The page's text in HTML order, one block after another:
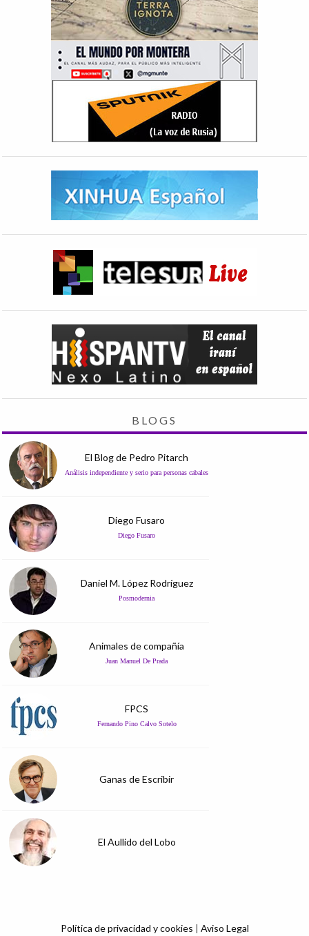
BLOGS
El Blog de Pedro Pitarch
Análisis independiente y serio para personas cabales
Diego Fusaro
Diego Fusaro
Daniel M. López Rodríguez
Posmodernia
Animales de compañía
Juan Manuel De Prada
FPCS
Fernando Pino Calvo Sotelo
Ganas de Escribir
El Aullido del Lobo
Política de privacidad y cookies | Aviso Legal